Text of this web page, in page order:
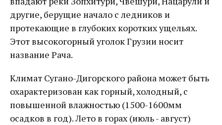
другие, берущие начало с ледников и
протекающие в глубоких коротких ущельях.
Этот высокогорный уголок Грузии носит
название Рача.
Климат Сугано-Дигорского района может быть
охарактеризован как горный, холодный, с
повышенной влажностью (1500-1600мм
осадков в год). Лето в горах (июль - август)